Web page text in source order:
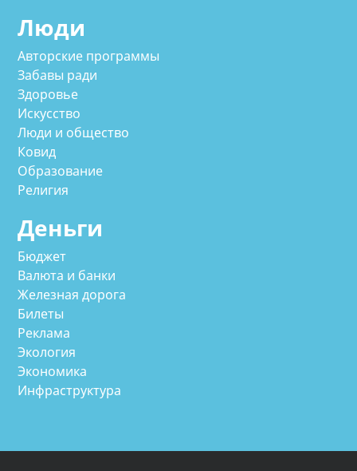
Люди
Авторские программы
Забавы ради
Здоровье
Искусство
Люди и общество
Ковид
Образование
Религия
Деньги
Бюджет
Валюта и банки
Железная дорога
Билеты
Реклама
Экология
Экономика
Инфраструктура